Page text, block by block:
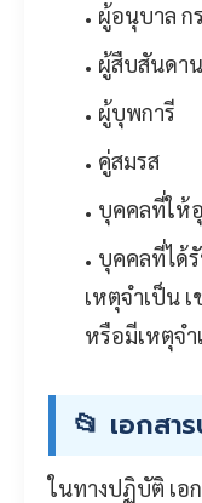
ผู้อนุบาล ก
ผู้สืบสันดาน
ผู้บุพการี
คู่สมรส
บุคคลที่ให้
บุคคลที่ได้
เหตุจำเป็น
หรือมีเหตุจ
📂 เอกสา
ในทางปฏิบัติ เอ